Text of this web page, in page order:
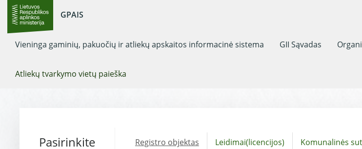
GPAIS
Vieninga gaminių, pakuočių ir atliekų apskaitos informacinė sistema GII Sąvadas
Atliekų tvarkymo vietų paieška
Pasirinkite Registro objektas Leidimai(licencijos) Komunalinės